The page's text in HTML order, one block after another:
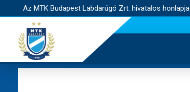
Az MTK Budapest Labdarúgó Zrt. hivatalos honlapja